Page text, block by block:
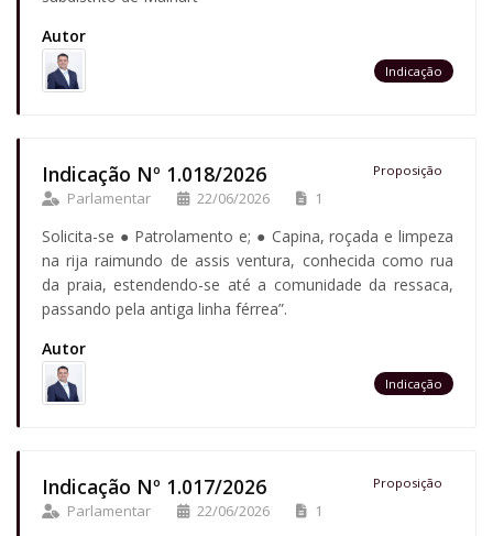
Autor
Indicação
Indicação Nº 1.018/2026 Proposição
Parlamentar 22/06/2026 1
Solicita-se ● Patrolamento e; ● Capina, roçada e limpeza
na rija raimundo de assis ventura, conhecida como rua
da praia, estendendo-se até a comunidade da ressaca,
passando pela antiga linha férrea”.
Autor
Indicação
Indicação Nº 1.017/2026 Proposição
Parlamentar 22/06/2026 1